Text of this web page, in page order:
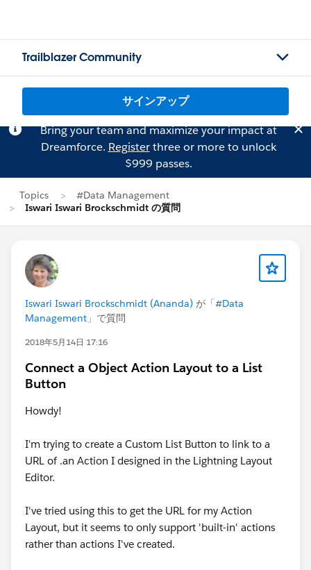
Trailblazer Community
サインアップ
Bring your team and maximize your impact at
Dreamforce. Registerthree or more to unlock
$999 passes.
Topics
#Data Management
Iswari Iswari Brockschmidt の質問
Iswari Iswari Brockschmidt (Ananda) が「#Data
Management 」で質問
2018年5月14日 17:16
Connect a Object Action Layout to a List
Button
Howdy!
I'm trying to create a Custom List Button to link to a
URL of .an Action I designed in the Lightning Layout
Editor.
I've tried using this to get the URL for my Action
Layout, but it seems to only support 'built-in' actions
rather than actions I've created.